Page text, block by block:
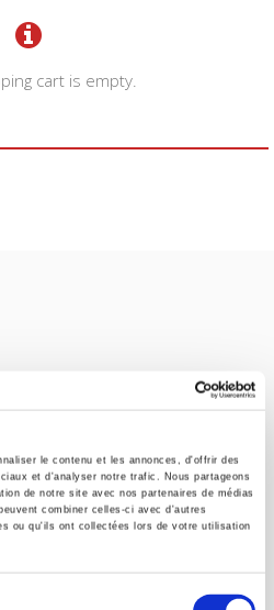
le contenu et les annonces, d'offrir des
et d'analyser notre trafic. Nous partageons
de notre site avec nos partenaires de médias
combiner celles-ci avec d'autres
ou qu'ils ont collectées lors de votre utilisation
cart is empty.
has a threefold role: to publish
works for student use, and to